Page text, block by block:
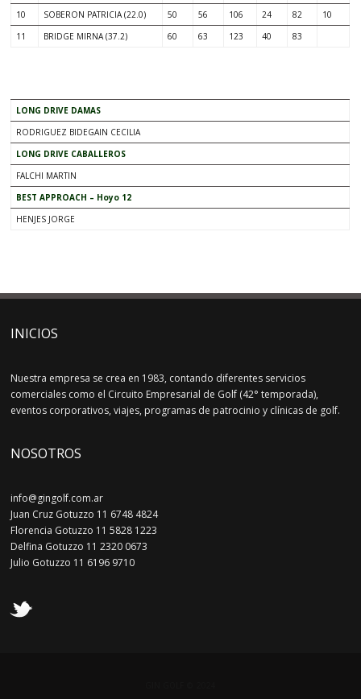
10 SOBERON PATRICIA (22.0) 50 56 106 24 82
10
11
BRIDGE MIRNA (37.2) 60 63 123 40 83
LONG DRIVE DAMAS
RODRIGUEZ BIDEGAIN CECILIA
LONG DRIVE CABALLEROS
FALCHI MARTIN
BEST APPROACH – Hoyo 12
HENJES JORGE
INICIOS
Nuestra empresa se crea en 1983, contando diferentes servicios
comerciales como el Circuito Empresarial de Golf (42° temporada),
eventos corporativos, viajes, programas de patrocinio y clínicas de golf.
NOSOTROS
info@gingolf.com.ar
Juan Cruz Gotuzzo 11 6748 4824
Florencia Gotuzzo 11 5828 1223
Delfina Gotuzzo 11 2320 0673
Julio Gotuzzo 11 6196 9710